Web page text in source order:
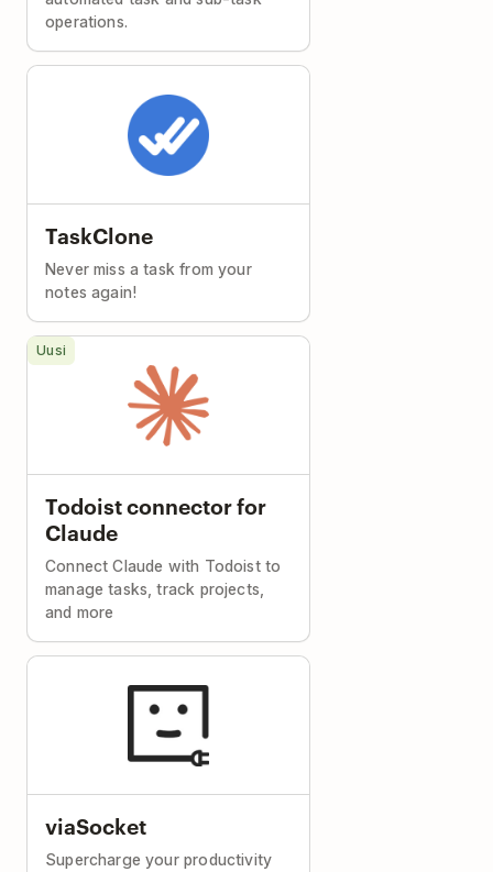
operations.
TaskClone
Never miss a task from your
notes again!
Todoist connector for
Claude
Connect Claude with Todoist to
manage tasks, track projects,
and more
Uusi
viaSocket
Supercharge your productivity